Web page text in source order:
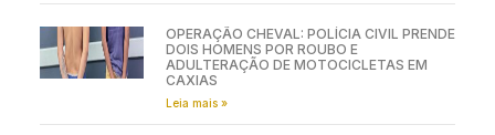
OPERAÇÃO CHEVAL: POLÍCIA CIVIL PRENDE
DOIS HOMENS POR ROUBO E
ADULTERAÇÃO DE MOTOCICLETAS EM
CAXIAS
Leia mais »